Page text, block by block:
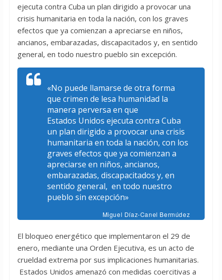
ejecuta contra Cuba un plan dirigido a provocar una
crisis humanitaria en toda la nación, con los graves
efectos que ya comienzan a apreciarse en niños,
ancianos, embarazadas, discapacitados y, en sentido
general, en todo nuestro pueblo sin excepción.
«No puede llamarse de otra forma
que crimen de lesa humanidad la
manera perversa en que
Estados Unidos ejecuta contra Cuba
un plan dirigido a provocar una crisis
humanitaria en toda la nación, con los
graves efectos que ya comienzan a
apreciarse en niños, ancianos,
embarazadas, discapacitados y, en
sentido general, en todo nuestro
pueblo sin excepción»
Miguel Díaz-Canel Bermúdez
El bloqueo energético que implementaron el 29 de
enero, mediante una Orden Ejecutiva, es un acto de
crueldad extrema por sus implicaciones humanitarias.
Estados Unidos amenazó con medidas coercitivas a